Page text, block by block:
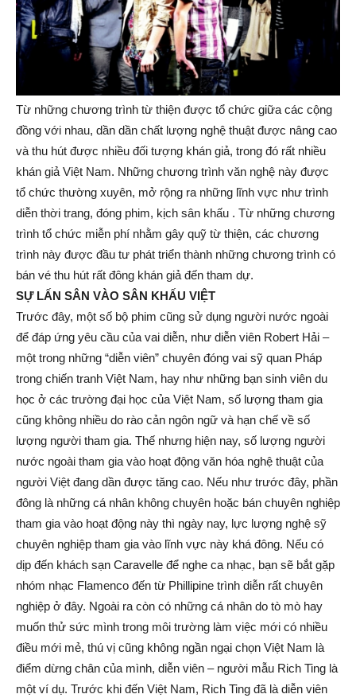
Từ những chương trình từ thiện được tổ chức giữa các cộng
đồng với nhau, dần dần chất lượng nghệ thuật được nâng cao
và thu hút được nhiều đối tượng khán giả, trong đó rất nhiều
khán giả Việt Nam. Những chương trình văn nghệ này được
tổ chức thường xuyên, mở rộng ra những lĩnh vực như trình
diễn thời trang, đóng phim, kịch sân khấu . Từ những chương
trình tổ chức miễn phí nhằm gây quỹ từ thiện, các chương
trình này được đầu tư phát triển thành những chương trình có
bán vé thu hút rất đông khán giả đến tham dự.
SỰ LẤN SÂN VÀO SÂN KHẤU VIỆT
Trước đây, một số bộ phim cũng sử dụng người nước ngoài
để đáp ứng yêu cầu của vai diễn, như diễn viên Robert Hải –
một trong những “diễn viên” chuyên đóng vai sỹ quan Pháp
trong chiến tranh Việt Nam, hay như những bạn sinh viên du
học ở các trường đại học của Việt Nam, số lượng tham gia
cũng không nhiều do rào cản ngôn ngữ và hạn chế về số
lượng người tham gia. Thế nhưng hiện nay, số lượng người
nước ngoài tham gia vào hoạt động văn hóa nghệ thuật của
người Việt đang dần được tăng cao. Nếu như trước đây, phần
đông là những cá nhân không chuyên hoặc bán chuyên nghiệp
tham gia vào hoạt động này thì ngày nay, lực lượng nghệ sỹ
chuyên nghiệp tham gia vào lĩnh vực này khá đông. Nếu có
dịp đến khách sạn Caravelle để nghe ca nhạc, bạn sẽ bắt gặp
nhóm nhạc Flamenco đến từ Phillipine trình diễn rất chuyên
nghiệp ở đây. Ngoài ra còn có những cá nhân do tò mò hay
muốn thử sức mình trong môi trường làm việc mới có nhiều
điều mới mẻ, thú vị cũng không ngần ngại chọn Việt Nam là
điểm dừng chân của mình, diễn viên – người mẫu Rich Ting là
một ví dụ. Trước khi đến Việt Nam, Rich Ting đã là diễn viên